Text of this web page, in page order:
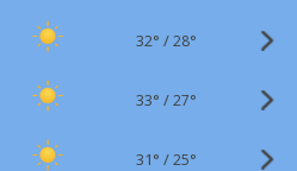
32° /28°
33° /27°
31° /25°